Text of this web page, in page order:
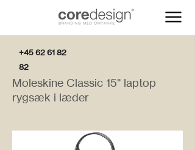
+45 62 61 82
82
Moleskine Classic 15" laptop
rygsæk i læder